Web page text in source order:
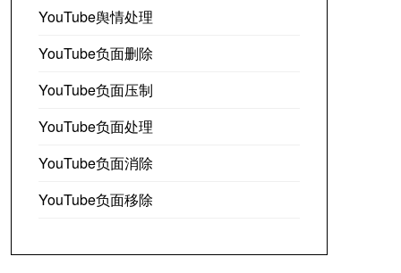
YouTube舆情处理
YouTube负面删除
YouTube负面压制
YouTube负面处理
YouTube负面消除
YouTube负面移除